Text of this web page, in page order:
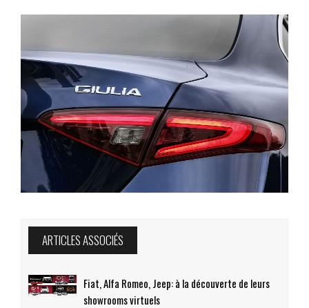
ARTICLES ASSOCIÉS
Fiat, Alfa Romeo, Jeep: à la découverte de leurs
showrooms virtuels